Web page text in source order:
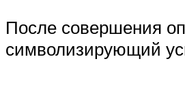
После совершения
символизирующий